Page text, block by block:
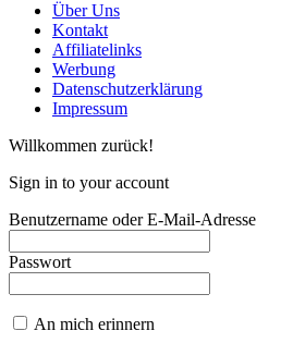
Über Uns
Kontakt
Affiliatelinks
Werbung
Datenschutzerklärung
Impressum
Willkommen zurück!
Sign in to your account
Benutzername oder E-Mail-Adresse
Passwort
An mich erinnern